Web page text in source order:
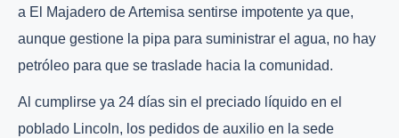
a El Majadero de Artemisa sentirse impotente ya que,
aunque gestione la pipa para suministrar el agua, no hay
petróleo para que se traslade hacia la comunidad.
Al cumplirse ya 24 días sin el preciado líquido en el
poblado Lincoln, los pedidos de auxilio en la sede